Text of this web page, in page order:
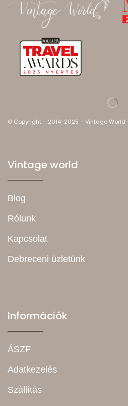
© Copyright – 2014-2025 – Vintage
Vintage world
Blog
Rólunk
Kapcsolat
Debreceni üzletünk
Információk
ÁSZF
Adatkezelés
Szállítás